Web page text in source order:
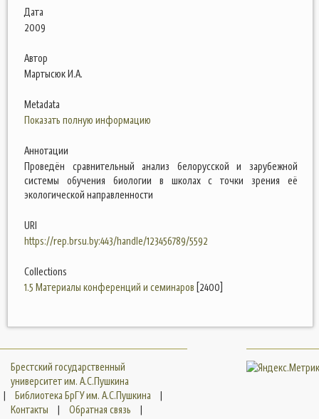
Дата
2009
Автор
Мартысюк И.А.
Metadata
Показать полную информацию
Аннотации
Проведён сравнительный анализ белорусской и зарубежной
системы обучения биологии в школах с точки зрения её
экологической направленности
URI
https://rep.brsu.by:443/handle/123456789/5592
Collections
1.5 Материалы конференций и семинаров [2400]
Брестский государственный
университет им. А.С.Пушкина
|
Библиотека БрГУ им. А.С.Пушкина
|
Контакты
| Обратная связь
|